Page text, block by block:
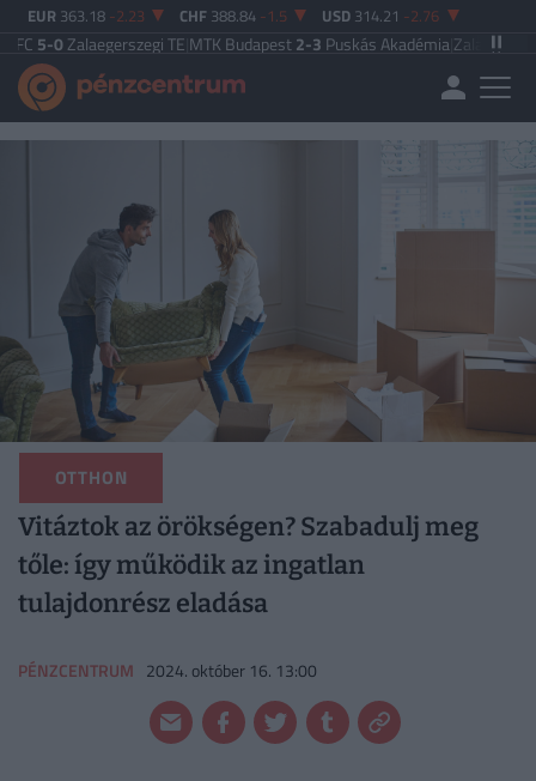
EUR 363.18 -2.23 CHF 388.84 -1.5 USD 314.21 -2.76
TE|MTK Budapest2-3Puskás Akadémia|Zalaegerszegi TE5-2
OTTHON
Vitáztok az örökségen? Szabadulj meg
tőle: így működik az ingatlan
tulajdonrész eladása
PÉNZCENTRUM 2024. október 16. 13:00